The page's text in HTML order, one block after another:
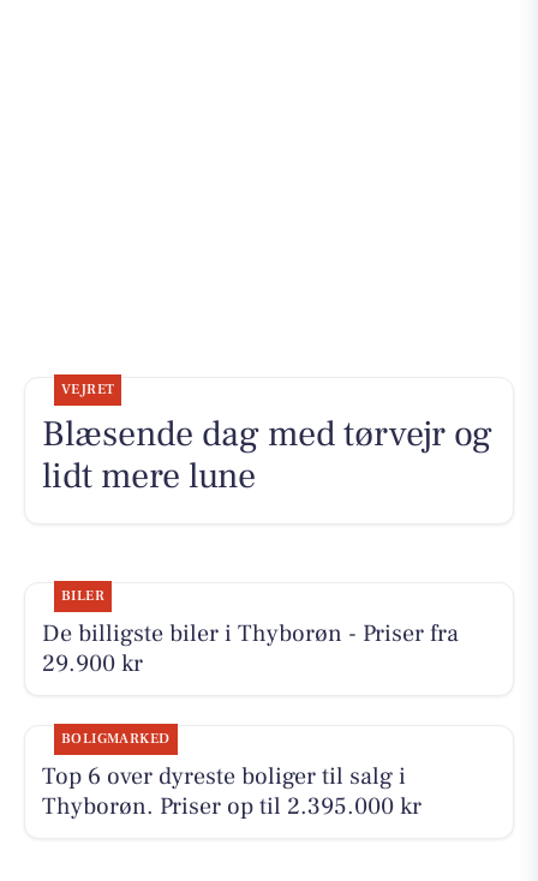
VEJRET
Blæsende dag med tørvejr og
lidt mere lune
BILER
De billigste biler i Thyborøn - Priser fra
29.900 kr
BOLIGMARKED
Top 6 over dyreste boliger til salg i
Thyborøn. Priser op til 2.395.000 kr